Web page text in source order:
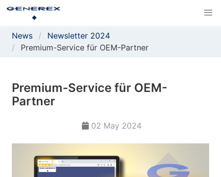
News
Newsletter 2024
Premium-Service für OEM-Partner
Premium-Service für OEM-
Partner
02 May 2024